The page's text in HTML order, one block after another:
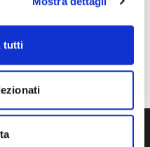
tutti